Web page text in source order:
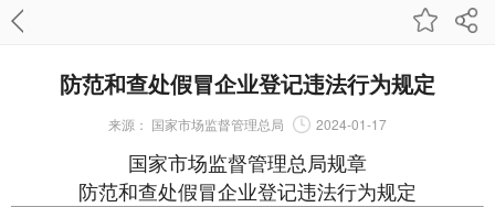
防范和查处假冒企业登记违法行为规定
来源： 国家市场监督管理总局 2024-01-17
国家市场监督管理总局规章
防范和查处假冒企业登记违法行为规定